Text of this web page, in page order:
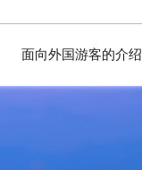
面向外国游客的介绍